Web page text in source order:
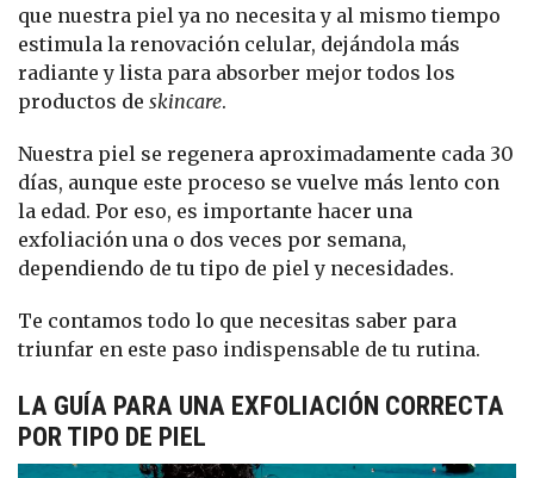
que nuestra piel ya no necesita y al mismo tiempo
estimula la renovación celular, dejándola más
radiante y lista para absorber mejor todos los
productos deskincare.
Nuestra piel se regenera aproximadamente cada 30
días, aunque este proceso se vuelve más lento con
la edad. Por eso, es importante hacer una
exfoliación una o dos veces por semana,
dependiendo de tu tipo de piel y necesidades.
Te contamos todo lo que necesitas saber para
triunfar en este paso indispensable de tu rutina.
LA GUÍA PARA UNA EXFOLIACIÓN CORRECTA
POR TIPO DE PIEL